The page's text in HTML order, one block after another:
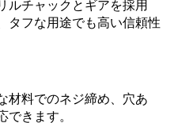
ルチャックとギアを採用
タフな用途でも高い信頼性
材料でのネジ締め、穴あ
きます。